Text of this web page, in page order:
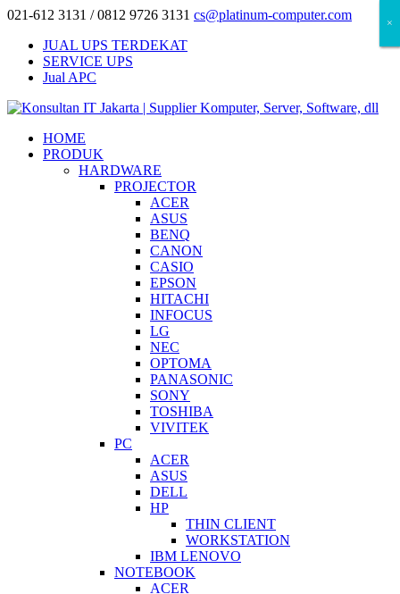
021-612 3131 / 0812 9726 3131 cs@platinum-computer.com
JUAL UPS TERDEKAT
SERVICE UPS
Jual APC
HOME
PRODUK
HARDWARE
PROJECTOR
ACER
ASUS
BENQ
CANON
CASIO
EPSON
HITACHI
INFOCUS
LG
NEC
OPTOMA
PANASONIC
SONY
TOSHIBA
VIVITEK
PC
ACER
ASUS
DELL
HP
THIN CLIENT
WORKSTATION
IBM LENOVO
NOTEBOOK
ACER
×
×
×